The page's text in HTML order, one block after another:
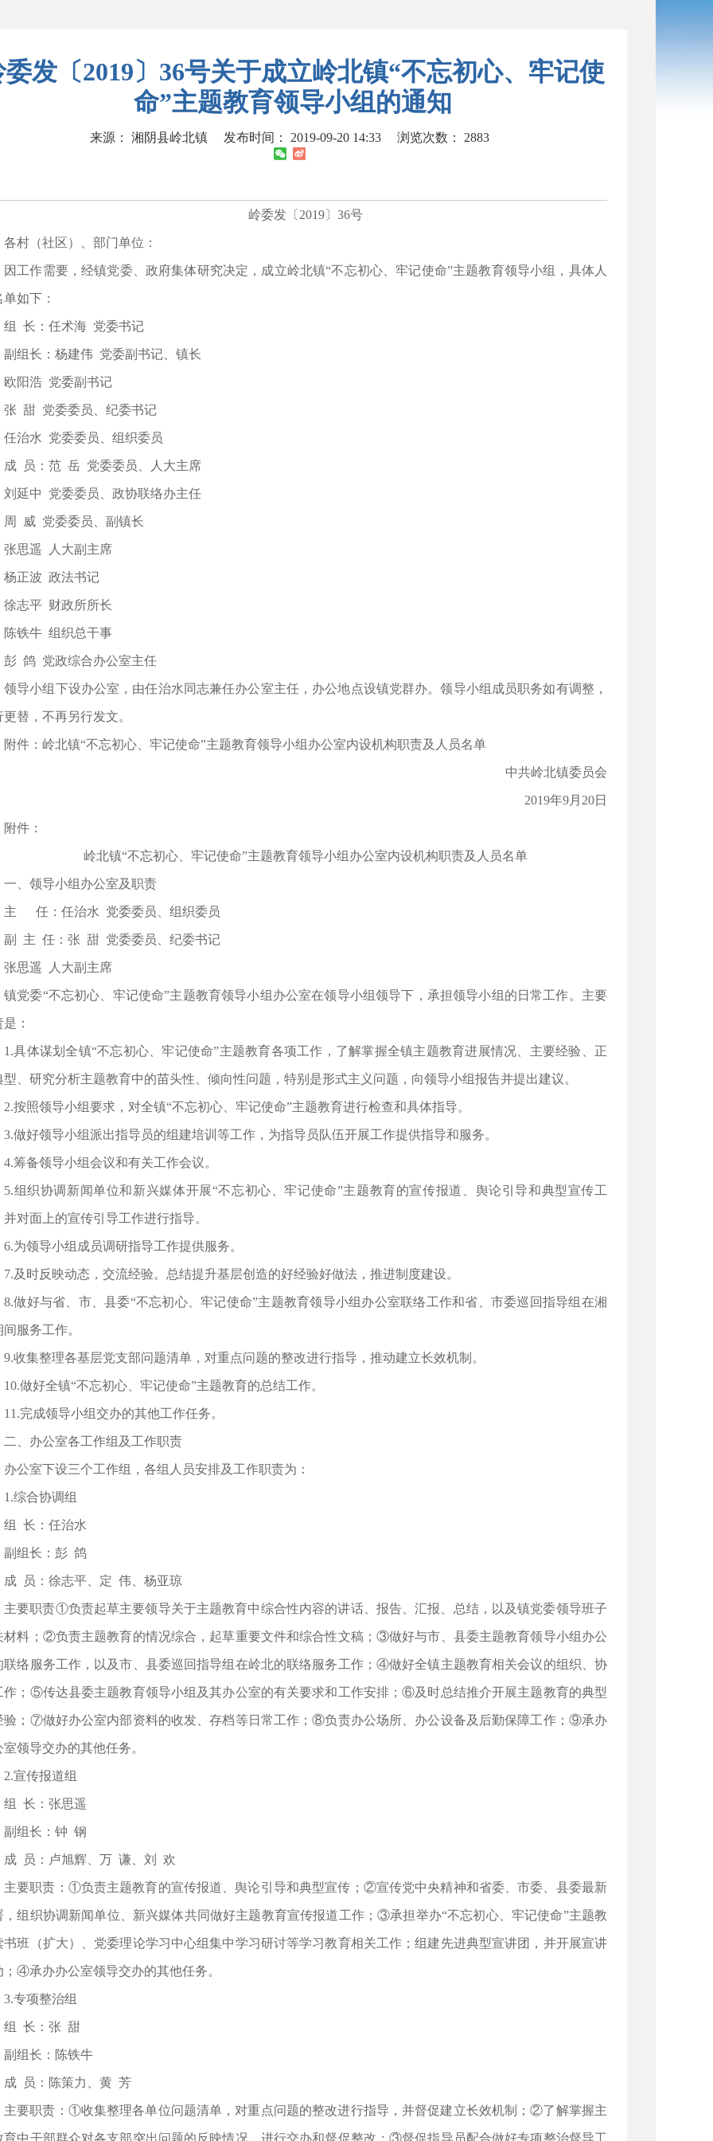
委发〔2019〕36号关于成立岭北镇“不忘初心、牢记使
命”主题教育领导小组的通知
来源： 湘阴县岭北镇 发布时间： 2019-09-20 14:33 浏览次数： 2883
岭委发〔2019〕36号
各村（社区）、部门单位：
因工作需要，经镇党委、政府集体研究决定，成立岭北镇“不忘初心、牢记使命”主题教育领导小组，具体人
如下：
组 长：任术海 党委书记
副组长：杨建伟 党委副书记、镇长
欧阳浩 党委副书记
张 甜 党委委员、纪委书记
任治水 党委委员、组织委员
成 员：范 岳 党委委员、人大主席
刘延中 党委委员、政协联络办主任
周 威 党委委员、副镇长
张思遥 人大副主席
杨正波 政法书记
徐志平 财政所所长
陈铁牛 组织总干事
彭 鸽 党政综合办公室主任
领导小组下设办公室，由任治水同志兼任办公室主任，办公地点设镇党群办。领导小组成员职务如有调整，
更替，不再另行发文。
附件：岭北镇“不忘初心、牢记使命”主题教育领导小组办公室内设机构职责及人员名单
中共岭北镇委员会
2019年9月20日
附件：
岭北镇“不忘初心、牢记使命”主题教育领导小组办公室内设机构职责及人员名单
一、领导小组办公室及职责
主 任：任治水 党委委员、组织委员
副 主 任：张 甜 党委委员、纪委书记
张思遥 人大副主席
镇党委“不忘初心、牢记使命”主题教育领导小组办公室在领导小组领导下，承担领导小组的日常工作。主要
：
1.具体谋划全镇“不忘初心、牢记使命”主题教育各项工作，了解掌握全镇主题教育进展情况、主要经验、正
型、研究分析主题教育中的苗头性、倾向性问题，特别是形式主义问题，向领导小组报告并提出建议。
2.按照领导小组要求，对全镇“不忘初心、牢记使命”主题教育进行检查和具体指导。
3.做好领导小组派出指导员的组建培训等工作，为指导员队伍开展工作提供指导和服务。
4.筹备领导小组会议和有关工作会议。
5.组织协调新闻单位和新兴媒体开展“不忘初心、牢记使命”主题教育的宣传报道、舆论引导和典型宣传工
并对面上的宣传引导工作进行指导。
6.为领导小组成员调研指导工作提供服务。
7.及时反映动态，交流经验。总结提升基层创造的好经验好做法，推进制度建设。
8.做好与省、市、县委“不忘初心、牢记使命”主题教育领导小组办公室联络工作和省、市委巡回指导组在湘
服务工作。
9.收集整理各基层党支部问题清单，对重点问题的整改进行指导，推动建立长效机制。
10.做好全镇“不忘初心、牢记使命”主题教育的总结工作。
11.完成领导小组交办的其他工作任务。
二、办公室各工作组及工作职责
办公室下设三个工作组，各组人员安排及工作职责为：
1.综合协调组
组 长：任治水
副组长：彭 鸽
成 员：徐志平、定 伟、杨亚琼
主要职责①负责起草主要领导关于主题教育中综合性内容的讲话、报告、汇报、总结，以及镇党委领导班子
材料；②负责主题教育的情况综合，起草重要文件和综合性文稿；③做好与市、县委主题教育领导小组办公
联络服务工作，以及市、县委巡回指导组在岭北的联络服务工作；④做好全镇主题教育相关会议的组织、协
作；⑤传达县委主题教育领导小组及其办公室的有关要求和工作安排；⑥及时总结推介开展主题教育的典型
验；⑦做好办公室内部资料的收发、存档等日常工作；⑧负责办公场所、办公设备及后勤保障工作；⑨承办
室领导交办的其他任务。
2.宣传报道组
组 长：张思遥
副组长：钟 钢
成 员：卢旭辉、万 谦、刘 欢
主要职责：①负责主题教育的宣传报道、舆论引导和典型宣传；②宣传党中央精神和省委、市委、县委最新
，组织协调新闻单位、新兴媒体共同做好主题教育宣传报道工作；③承担举办“不忘初心、牢记使命”主题教
书班（扩大）、党委理论学习中心组集中学习研讨等学习教育相关工作；组建先进典型宣讲团，并开展宣讲
；④承办办公室领导交办的其他任务。
3.专项整治组
组 长：张 甜
副组长：陈铁牛
成 员：陈策力、黄 芳
主要职责：①收集整理各单位问题清单，对重点问题的整改进行指导，并督促建立长效机制；②了解掌握主
育中干部群众对各支部突出问题的反映情况，进行交办和督促整改；③督促指导员配合做好专项整治督导工